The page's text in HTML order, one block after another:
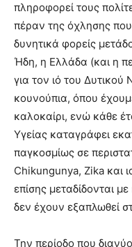
πληροφορεί τους
πέραν της όχλησης
δυνητικά φορείς
Ήδη, η Ελλάδα (και η
για τον ιό του Δυτικού
κουνούπια, όπου
καλοκαίρι, ενώ κάθε
Υγείας καταγράφει
παγκοσμίως σε
Chikungunya, Zika και
επίσης μεταδίδονται
δεν έχουν εξαπλωθεί
Την περίοδο που